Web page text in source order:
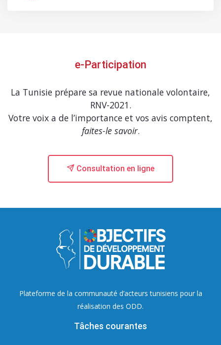
e-Participation
La Tunisie prépare sa revue nationale volontaire,
RNV-2021.
Votre voix a de l’importance et vos avis comptent,
faites-le savoir.
Consultation en ligne
Plateforme de la communauté d’acteurs tunisiens pour la
réalisation des ODD.
Tâches courantes